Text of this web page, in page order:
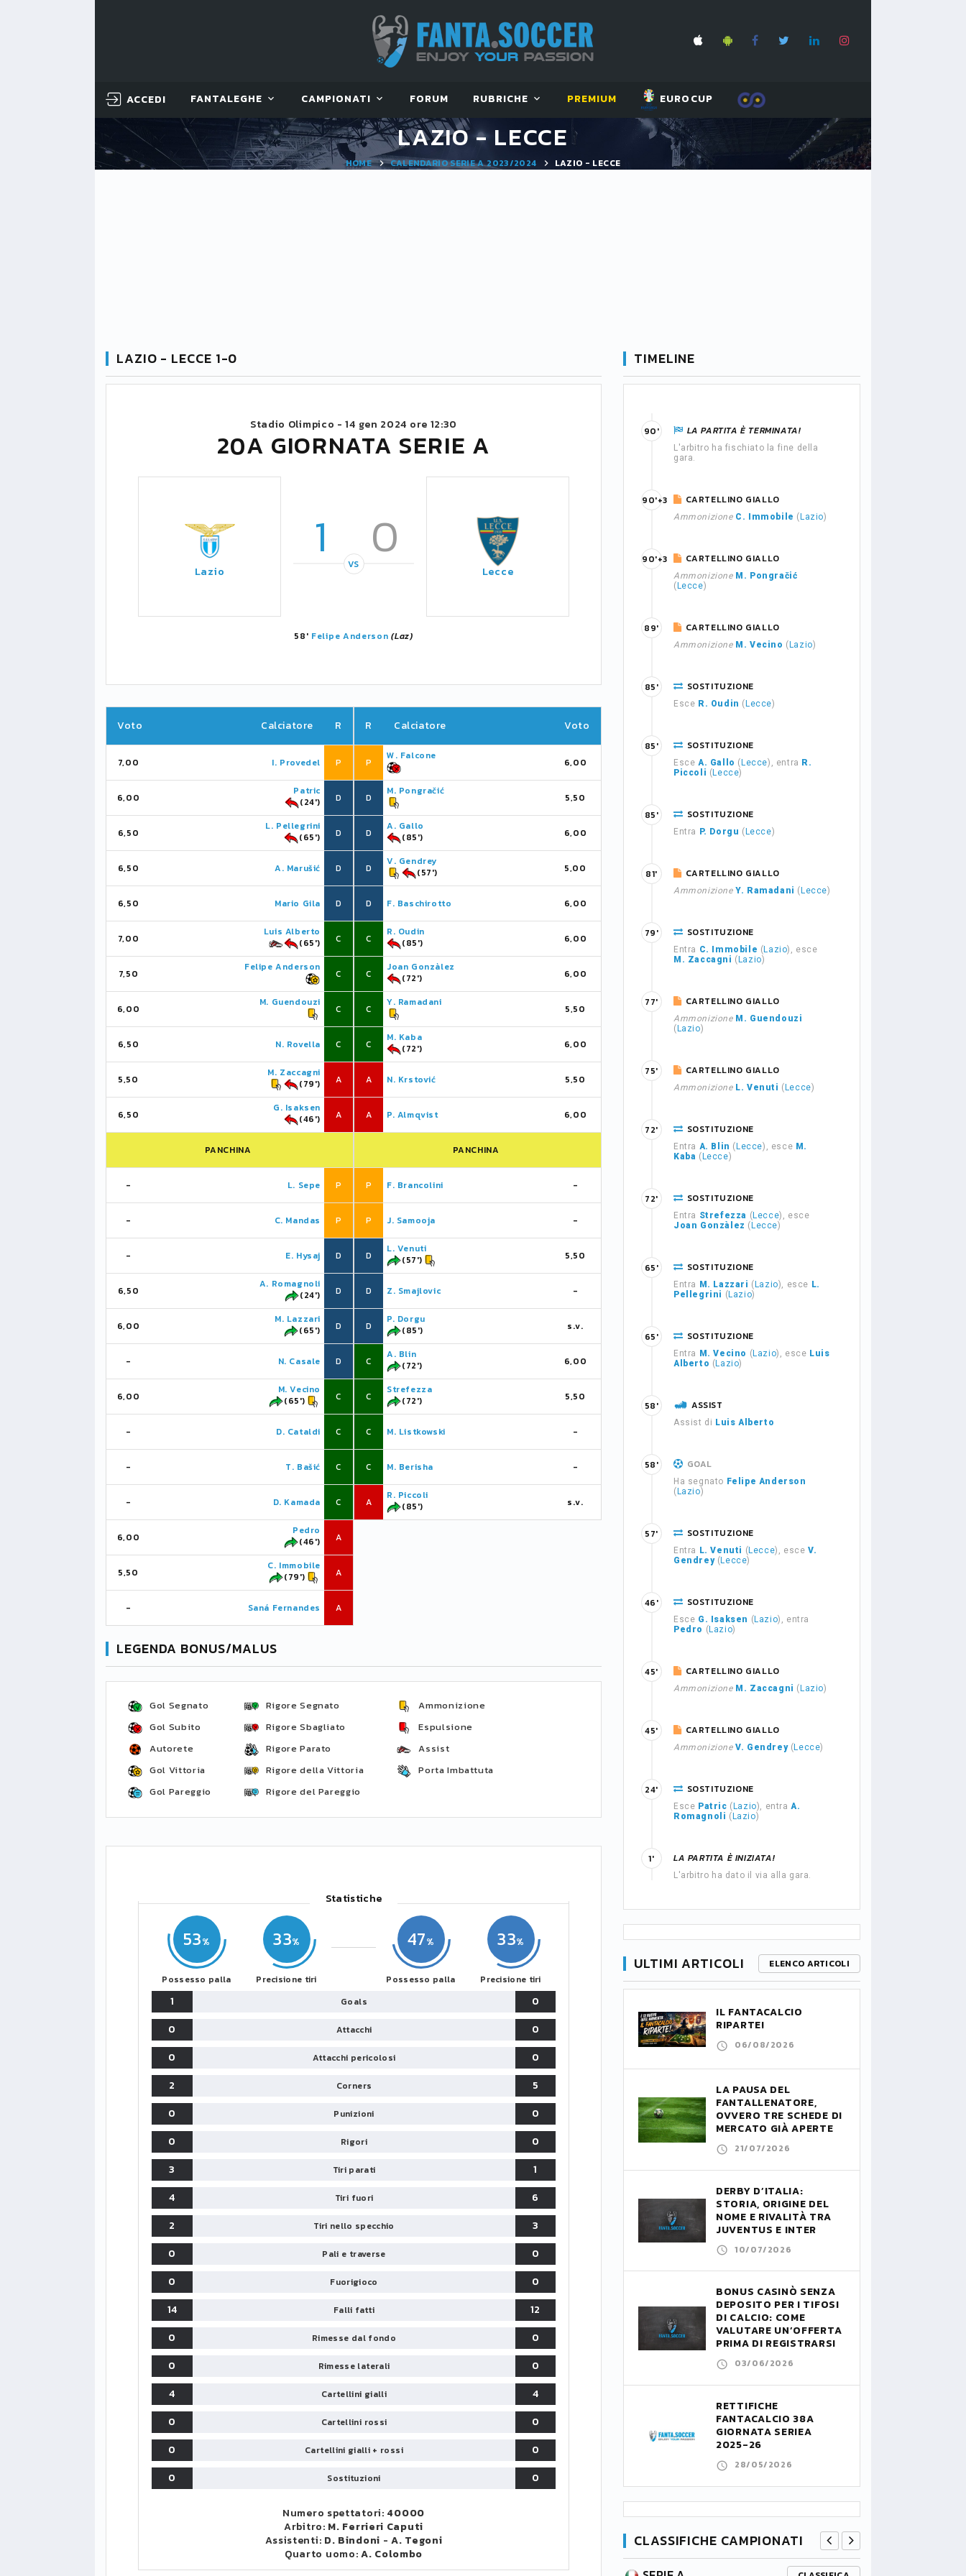
ACCEDI FANTALEGHE CAMPIONATI FORUM RUBRICHE PREMIUM EUROCUP
LAZIO - LECCE
HOME CALENDARIO SERIE A 2023/2024 LAZIO - LECCE
LAZIO - LECCE 1-0
Stadio Olimpico -14 gen 2024 ore 12:30
20A GIORNATA SERIE A
Lazio
1 0
VS Lecce
58' Felipe Anderson (Laz)
Voto Calciatore R
7,00 I. Provedel P
6,00
Patric
(24')
D
6,50
L. Pellegrini
(65')
D
6,50 A. Marušić D
6,50 Mario Gila D
7,00
Luis Alberto
(65')
C
7,50
Felipe Anderson
C
6,00
M. Guendouzi
C
6,50 N. Rovella C
5,50
M. Zaccagni
(79')
A
6,50
G. Isaksen
(46')
A
PANCHINA
- L. Sepe P
- C. Mandas P
- E. Hysaj D
6,50
A. Romagnoli
(24')
D
6,00
M. Lazzari
(65')
D
- N. Casale D
6,00
M. Vecino
(65')
C
- D. Cataldi C
- T. Bašić C
- D. Kamada C
6,00
Pedro
(46')
A
5,50
C. Immobile
(79')
A
- Saná Fernandes A
R Calciatore Voto
P
W. Falcone
6,00
D
M. Pongračić
5,50
D
A. Gallo
(85')
6,00
D
V. Gendrey
(57')
5,00
D F. Baschirotto 6,00
C
R. Oudin
(85')
6,00
C
Joan Gonzàlez
(72')
6,00
C
Y. Ramadani
5,50
C
M. Kaba
(72')
6,00
A N. Krstović 5,50
A P. Almqvist 6,00
PANCHINA
P F. Brancolini -
P J. Samooja -
D
L. Venuti
(57')
5,50
D Z. Smajlovic -
D
P. Dorgu
(85')
s.v.
C
A. Blin
(72')
6,00
C
Strefezza
(72')
5,50
C M. Listkowski -
C M. Berisha -
A
R. Piccoli
(85')
s.v.
LEGENDA BONUS/MALUS
Gol Segnato
Gol Subito
Autorete
Gol Vittoria
Gol Pareggio
Rigore Segnato
Rigore Sbagliato
Rigore Parato
Rigore della Vittoria
Rigore del Pareggio
Ammonizione
Espulsione
Assist
Porta Imbattuta
Statistiche
53
Possesso palla
33
Precisione tiri
47
Possesso palla
33
Precisione tiri
1 Goals
0
0
Attacchi
0
0
Attacchi pericolosi
0
2
Corners
5
0
Punizioni
0
0
Rigori
0
3
Tiri parati
1
4
Tiri fuori
6
2
Tiri nello specchio
3
0
Pali e traverse
0
0
Fuorigioco
0
14
Falli fatti
12
0
Rimesse dal fondo
0
0
Rimesse laterali
0
4
Cartellini gialli
4
0
Cartellini rossi
0
0
Cartellini gialli + rossi
0
0
Sostituzioni 0
Numero spettatori: 40000
Arbitro: M. Ferrieri Caputi
Assistenti: D. Bindoni -A. Tegoni
Quarto uomo:A. Colombo
TIMELINE
LA PARTITA È TERMINATA!
L'arbitro ha fischiato la fine della
gara.
90'
CARTELLINO GIALLO
Ammonizione C. Immobile ( Lazio)
90'+3
CARTELLINO GIALLO
Ammonizione M. Pongračić
( Lecce)
90'+3
CARTELLINO GIALLO
Ammonizione M. Vecino ( Lazio)
89'
SOSTITUZIONE
Esce R. Oudin ( Lecce)
85'
SOSTITUZIONE
Esce A. Gallo ( Lecce), entra R.
Piccoli ( Lecce)
85'
SOSTITUZIONE
Entra P. Dorgu ( Lecce)
85'
CARTELLINO GIALLO
Ammonizione Y. Ramadani ( Lecce)
81'
SOSTITUZIONE
Entra C. Immobile ( Lazio), esce
M. Zaccagni ( Lazio)
79'
CARTELLINO GIALLO
Ammonizione M. Guendouzi
( Lazio)
77'
CARTELLINO GIALLO
Ammonizione L. Venuti ( Lecce)
75'
SOSTITUZIONE
Entra A. Blin ( Lecce), esce M.
Kaba ( Lecce)
72'
SOSTITUZIONE
Entra Strefezza ( Lecce), esce
Joan Gonzàlez ( Lecce)
72'
SOSTITUZIONE
Entra M. Lazzari ( Lazio), esce L.
Pellegrini ( Lazio)
65'
SOSTITUZIONE
Entra M. Vecino ( Lazio), esce Luis
Alberto ( Lazio)
65'
ASSIST
Assist di Luis Alberto
58'
GOAL
Ha segnato Felipe Anderson
( Lazio)
58'
SOSTITUZIONE
Entra L. Venuti ( Lecce), esceV.
Gendrey( Lecce)
57'
SOSTITUZIONE
Esce G. Isaksen ( Lazio), entra
Pedro ( Lazio)
46'
CARTELLINO GIALLO
Ammonizione M. Zaccagni ( Lazio)
45'
CARTELLINO GIALLO
Ammonizione V. Gendrey( Lecce)
45'
SOSTITUZIONE
Esce Patric ( Lazio), entraA.
Romagnoli ( Lazio)
24'
LA PARTITA È INIZIATA!
L'arbitro ha dato il via alla gara.
1'
ULTIMI ARTICOLI ELENCO ARTICOLI
IL FANTACALCIO
RIPARTE!
06/08/2026
LA PAUSA DEL
FANTALLENATORE,
OVVERO TRE SCHEDE DI
MERCATO GIÀ APERTE
21/07/2026
DERBY D’ITALIA:
STORIA, ORIGINE DEL
NOME E RIVALITÀ TRA
JUVENTUS E INTER
10/07/2026
BONUS CASINÒ SENZA
DEPOSITO PER I TIFOSI
DI CALCIO: COME
VALUTARE UN’OFFERTA
PRIMA DI REGISTRARSI
03/06/2026
RETTIFICHE
FANTACALCIO 38A
GIORNATA SERIEA
2025-26
28/05/2026
CLASSIFICHE CAMPIONATI